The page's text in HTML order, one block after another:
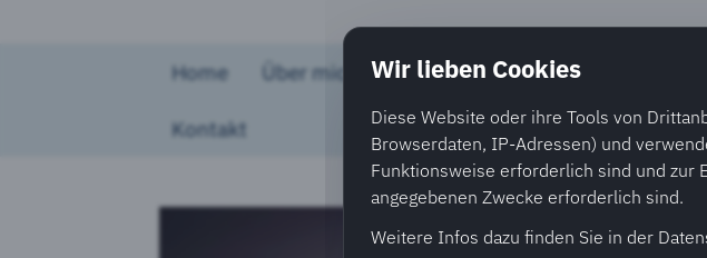
Home Über mich Coaching und Beratung
Kontakt
Wir lieben Cookies
Diese Website oder ihre Tools von
Browserdaten, IP-Adressen) und
Funktionsweise erforderlich sind und zur
angegebenen Zwecke erforderlich sind.
Weitere Infos dazu finden Sie in der